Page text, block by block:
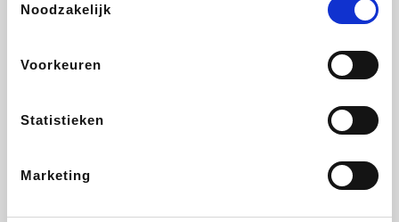
Noodzakelijk
Voorkeuren
Statistieken
Marketing
DeubaXXL
Ekoi About You